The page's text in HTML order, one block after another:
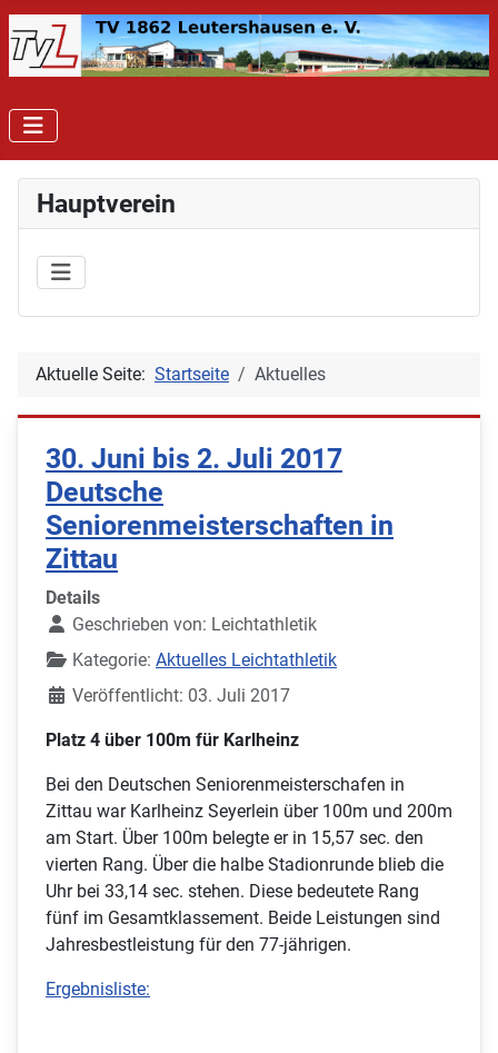
Hauptverein
Aktuelle Seite: Startseite Aktuelles
30. Juni bis 2. Juli 2017
Deutsche
Seniorenmeisterschaften in
Zittau
Details
Geschrieben von: Leichtathletik
Kategorie: Aktuelles Leichtathletik
Veröffentlicht: 03. Juli 2017
Platz 4 über 100m für Karlheinz
Bei den Deutschen Seniorenmeisterschafen in
Zittau war Karlheinz Seyerlein über 100m und 200m
am Start. Über 100m belegte er in 15,57 sec. den
vierten Rang. Über die halbe Stadionrunde blieb die
Uhr bei 33,14 sec. stehen. Diese bedeutete Rang
fünf im Gesamtklassement. Beide Leistungen sind
Jahresbestleistung für den 77-jährigen.
Ergebnisliste: